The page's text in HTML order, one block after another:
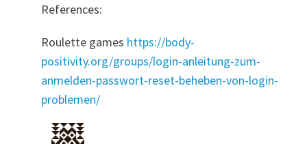
References:
Roulette games https://body-
positivity.org/groups/login-anleitung-zum-
anmelden-passwort-reset-beheben-von-login-
problemen/